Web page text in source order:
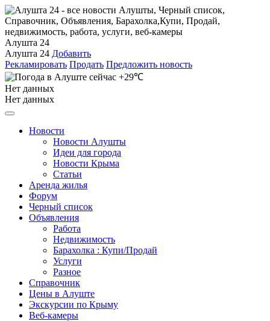
Алушта 24
Алушта 24 Добавить
Рекламировать Продать Предложить новость
+29℃
Нет данных
Нет данных
Новости
Новости Алушты
Идеи для города
Новости Крыма
Статьи
Аренда жилья
Форум
Черный список
Объявления
Работа
Недвижимость
Барахолка : Купи/Продай
Услуги
Разное
Справочник
Цены в Алуште
Экскурсии по Крыму
Веб-камеры